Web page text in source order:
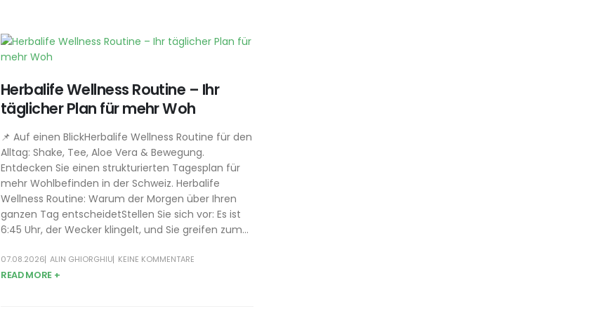
Herbalife Wellness Routine – Ihr
täglicher Plan für mehr Woh
📌 Auf einen BlickHerbalife Wellness Routine für den
Alltag: Shake, Tee, Aloe Vera & Bewegung.
Entdecken Sie einen strukturierten Tagesplan für
mehr Wohlbefinden in der Schweiz. Herbalife
Wellness Routine: Warum der Morgen über Ihren
ganzen Tag entscheidetStellen Sie sich vor: Es ist
6:45 Uhr, der Wecker klingelt, und Sie greifen zum...
07.08.2026 ALIN GHIORGHIU KEINE KOMMENTARE
READ MORE +